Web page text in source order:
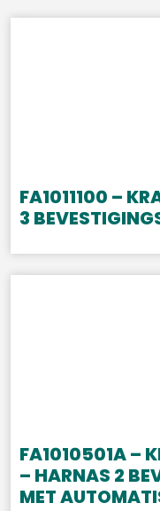
FA1011100 –
3
FA1010501A –
– HARNAS 2
MET